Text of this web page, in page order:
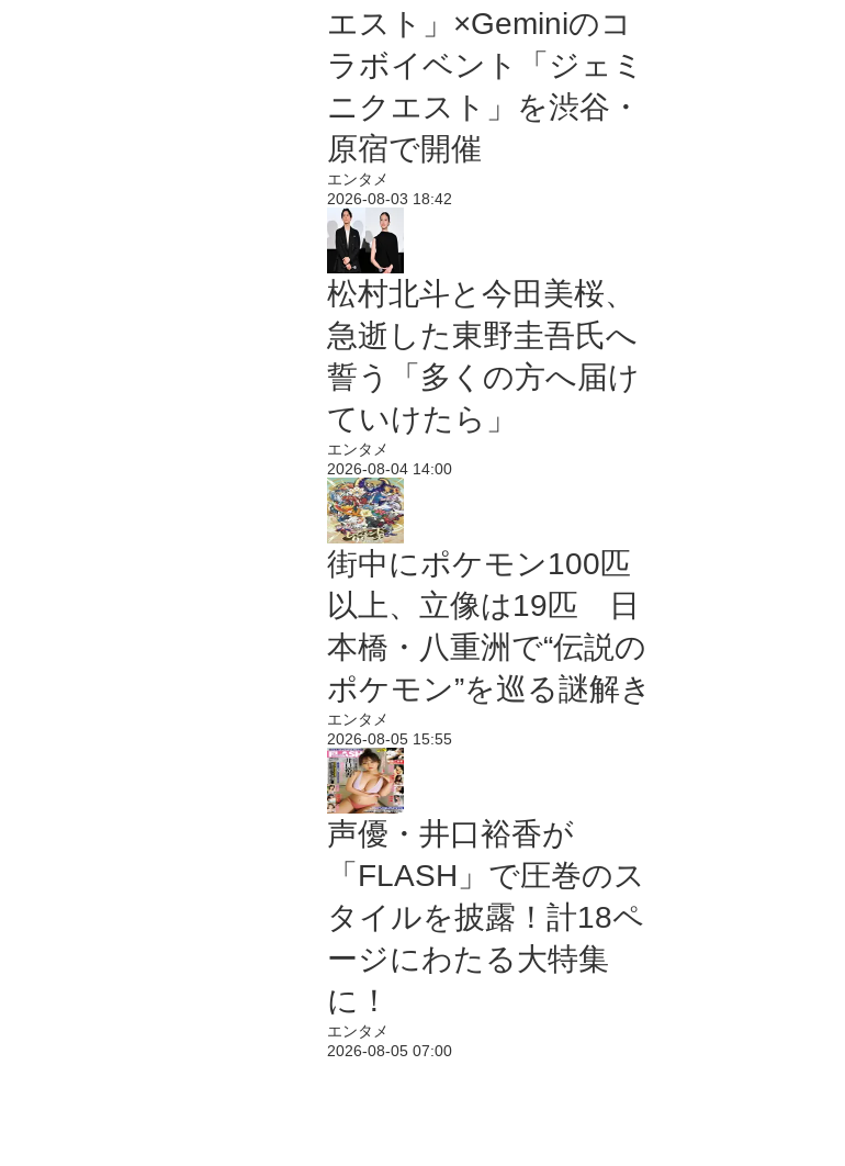
エスト」×Geminiのコ
ラボイベント「ジェミ
ニクエスト」を渋谷・
原宿で開催
エンタメ
2026-08-03 18:42
松村北斗と今田美桜、
急逝した東野圭吾氏へ
誓う「多くの方へ届け
ていけたら」
エンタメ
2026-08-04 14:00
街中にポケモン100匹
以上、立像は19匹 日
本橋・八重洲で“伝説の
ポケモン”を巡る謎解き
エンタメ
2026-08-05 15:55
声優・井口裕香が
「FLASH」で圧巻のス
タイルを披露！計18ペ
ージにわたる大特集
に！
エンタメ
2026-08-05 07:00